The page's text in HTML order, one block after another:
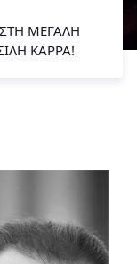
ΣΤΗ ΜΕΓΆΛΗ
ΚΑΡΡΆ!